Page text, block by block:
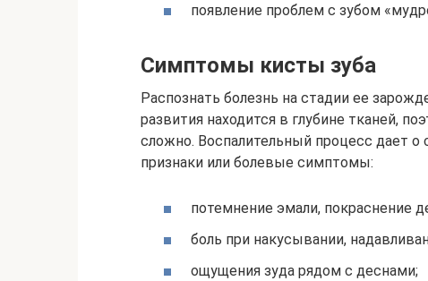
появление проблем с зубом
Симптомы кисты зуба
Распознать болезнь на стадии ее
развития находится в глубине тканей,
сложно. Воспалительный процесс дает о
признаки или болевые симптомы:
потемнение эмали, покраснение
боль при накусывании,
ощущения зуда рядом с деснами;